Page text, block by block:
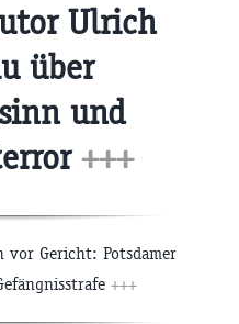
Ulrich
über
und
+++
Gericht: Potsdamer
+++